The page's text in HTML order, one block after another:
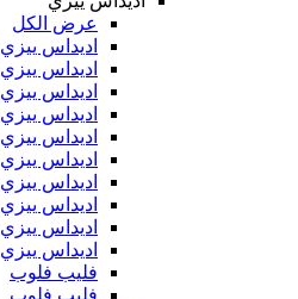
عرض الكل
اديداس ييزي 350
اديداس ييزي 350
اديداس ييزي 500
اديداس ييزي 500
اديداس ييزي 380
اديداس ييزي 380
اديداس ييزي 700
اديداس ييزي 700
اديداس ييزي 450
اديداس ييزي 450
فليب فلوب
فليب فلوب